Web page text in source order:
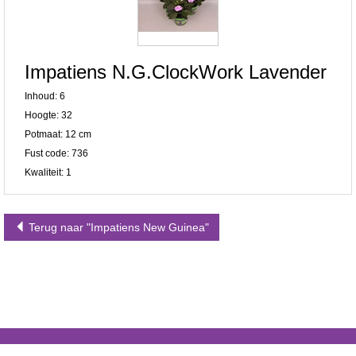
Impatiens N.G.ClockWork Lavender
Inhoud: 6
Hoogte: 32
Potmaat: 12 cm
Fust code: 736
Kwaliteit: 1
Terug naar "Impatiens New Guinea"